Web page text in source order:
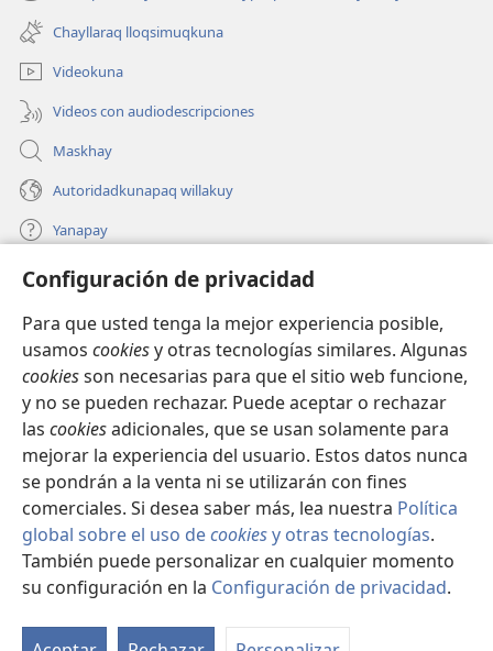
Configuración de privacidad
Para que usted tenga la mejor experiencia posible,
usamos cookiesy otras tecnologías similares. Algunas
cookiesson necesarias para que el sitio web funcione,
y no se pueden rechazar. Puede aceptar o rechazar
las cookiesadicionales, que se usan solamente para
mejorar la experiencia del usuario. Estos datos nunca
se pondrán a la venta ni se utilizarán con fines
comerciales. Si desea saber más, lea nuestra Política
global sobre el uso decookiesy otras tecnologías.
También puede personalizar en cualquier momento
su configuración en la Configuración de privacidad.
nueva
ventana)
una
nueva
ventana)
Chayllaraq lloqsimuqkuna
Videokuna
Videos con audiodescripciones
Maskhay
Autoridadkunapaq willakuy
Yanapay
Donacionta churanapaq
una
nueva
ventana)
INTERNETPI QELQANCHISKUNA Watchtower™
(abre
una
nueva
ventana)
JW Hub
(abre
una
nueva
ventana)
JW Library ®
Copyright© 2026 Watch Tower Bible and Tract Society of Pennsylvania.
IMATAN RUWAWAQ IMATAN MANA
|
DATOSKUNATA
WAQAYCHASQAYKUMANTA |CONFIGURACIÓN DE PRIVACIDAD